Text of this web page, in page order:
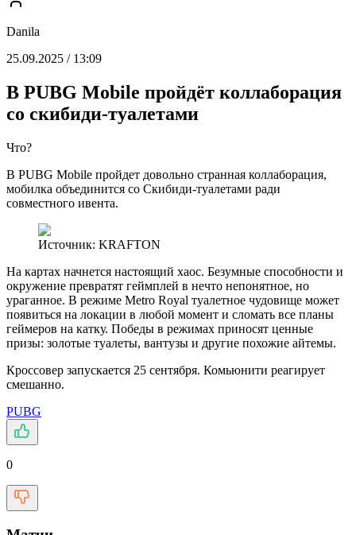
Danila
25.09.2025 / 13:09
В PUBG Mobile пройдёт коллаборация
со скибиди-туалетами
Что?
В PUBG Mobile пройдет довольно странная коллаборация,
мобилка объединится со Скибиди-туалетами ради
совместного ивента.
Источник: KRAFTON
На картах начнется настоящий хаос. Безумные способности и
окружение превратят геймплей в нечто непонятное, но
ураганное. В режиме Metro Royal туалетное чудовище может
появиться на локации в любой момент и сломать все планы
геймеров на катку. Победы в режимах приносят ценные
призы: золотые туалеты, вантузы и другие похожие айтемы.
Кроссовер запускается 25 сентября. Комьюнити реагирует
смешанно.
PUBG
0